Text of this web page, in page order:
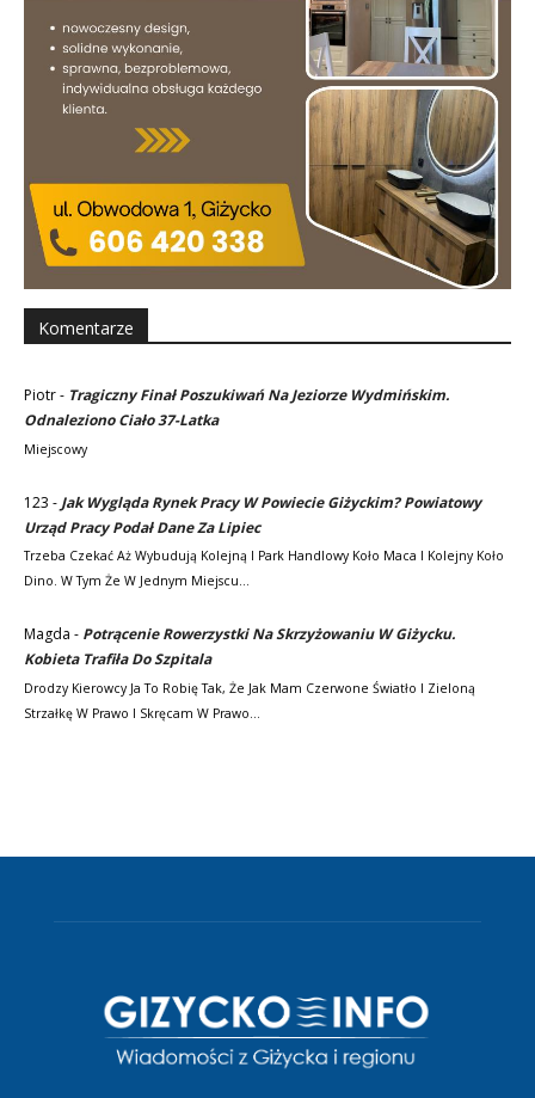
Komentarze
Piotr- Tragiczny Finał Poszukiwań Na Jeziorze Wydmińskim.
Odnaleziono Ciało 37-Latka
Miejscowy
123 - Jak Wygląda Rynek Pracy W Powiecie Giżyckim? Powiatowy
Urząd Pracy Podał Dane Za Lipiec
Trzeba Czekać Aż Wybudują Kolejną I Park Handlowy Koło Maca I Kolejny Koło
Dino. W Tym Że W Jednym Miejscu…
Magda - Potrącenie Rowerzystki Na Skrzyżowaniu W Giżycku.
Kobieta Trafiła Do Szpitala
Drodzy Kierowcy Ja To Robię Tak, Że Jak Mam Czerwone Światło I Zieloną
Strzałkę W Prawo I Skręcam W Prawo…